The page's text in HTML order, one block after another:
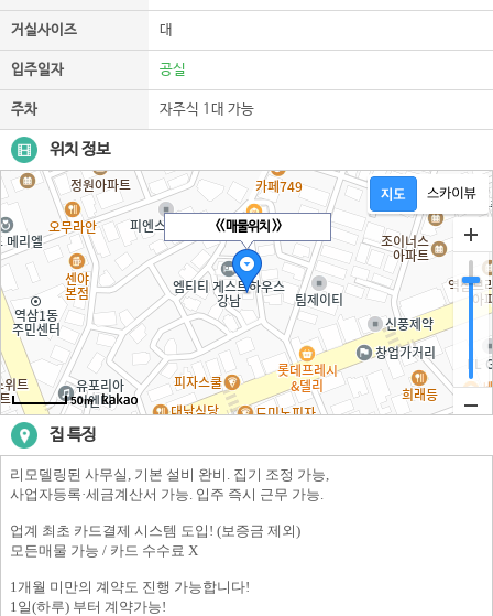
거실사이즈 대
입주일자 공실
주차 자주식 1대 가능
위치 정보
<< 매물위치 >>
50m
집 특징
리모델링된 사무실, 기본 설비 완비. 집기 조정 가능,
사업자등록·세금계산서 가능. 입주 즉시 근무 가능.
업계 최초 카드결제 시스템 도입! (보증금 제외)
모든매물 가능 / 카드 수수료 X
1개월 미만의 계약도 진행 가능합니다!
1일(하루) 부터 계약가능!